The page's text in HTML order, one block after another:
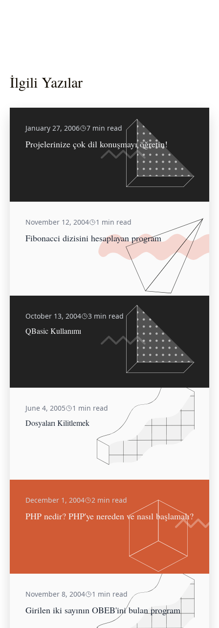
İlgili Yazılar
January 27, 2006 7 min read
Projelerinize çok dil konuşmayı öğretin!
November 12, 2004 1 min read
Fibonacci dizisini hesaplayan program
October 13, 2004 3 min read
QBasic Kullanımı
June 4, 2005 1 min read
Dosyaları Kilitlemek
December 1, 2004 2 min read
PHP nedir? PHP'ye nereden ve nasıl başlamalı?
November 8, 2004 1 min read
Girilen iki sayının OBEB'ini bulan program